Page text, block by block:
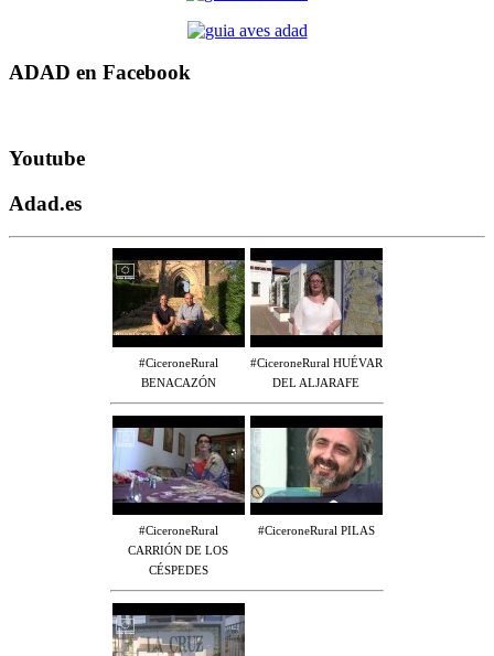
ADAD en Facebook
Youtube
Adad.es
#CiceroneRural
BENACAZÓN
#CiceroneRural HUÉVAR
DEL ALJARAFE
#CiceroneRural
CARRIÓN DE LOS
CÉSPEDES
#CiceroneRural PILAS